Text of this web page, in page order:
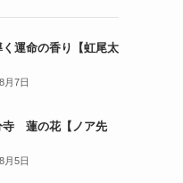
運命の香り【虹尾太
月7日
寺 蓮の花【ノア先
月5日